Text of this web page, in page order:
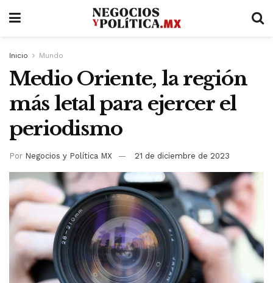
Inicio Mundo
Medio Oriente, la región
más letal para ejercer el
periodismo
Por Negocios y Política MX 21 de diciembre de 2023